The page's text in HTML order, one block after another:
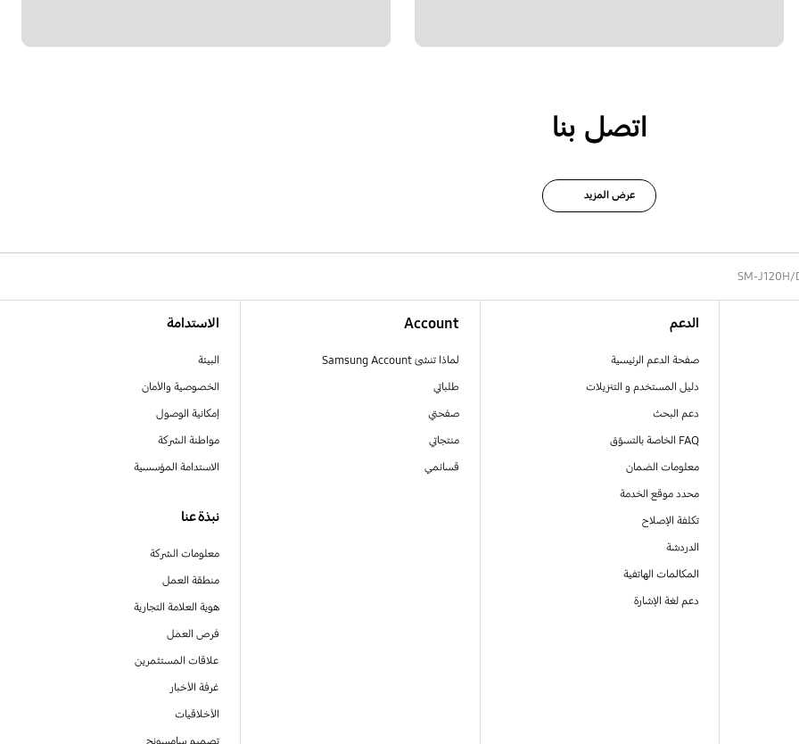
اتصل بنا
عرض المزيد
SM-J120H/
الدعم
صفحة الدعم الرئيسية
دليل المستخدم و التنزيلات
دعم البحث
FAQ الخاصة بالتسوّق
معلومات الضمان
محدد موقع الخدمة
تكلفة الإصلاح
الدردشة
المكالمات الهاتفية
دعم لغة الإشارة
Account
لماذا تنشئ Samsung Account
طلباتي
صفحتي
منتجاتي
قسائمي
الاستدامة
البيئة
الخصوصية والأمان
إمكانية الوصول
مواطنة الشركة
الاستدامة المؤسسية
نبذة عنا
معلومات الشركة
منطقة العمل
هوية العلامة التجارية
فرص العمل
علاقات المستثمرين
غرفة الأخبار
الأخلاقيات